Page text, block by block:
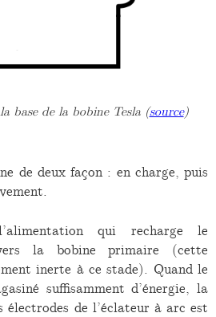
base de la bobine Tesla (source)
de deux façon : en charge, puis
qui recharge le
la bobine primaire (cette
inerte à ce stade). Quand le
suffisamment d’énergie, la
électrodes de l’éclateur à arc est